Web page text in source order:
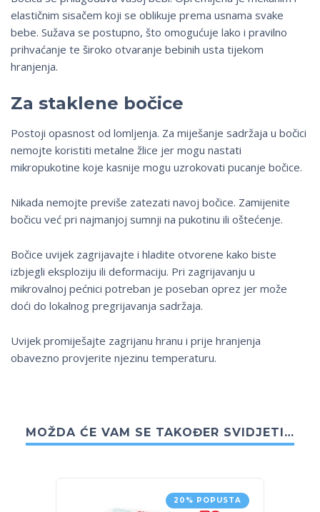
elastičnim sisačem koji se oblikuje prema usnama svake
bebe. Sužava se postupno, što omogućuje lako i pravilno
prihvaćanje te široko otvaranje bebinih usta tijekom
hranjenja.
Za staklene bočice
Postoji opasnost od lomljenja. Za miješanje sadržaja u bočici
nemojte koristiti metalne žlice jer mogu nastati
mikropukotine koje kasnije mogu uzrokovati pucanje bočice.
Nikada nemojte previše zatezati navoj bočice. Zamijenite
bočicu već pri najmanjoj sumnji na pukotinu ili oštećenje.
Bočice uvijek zagrijavajte i hladite otvorene kako biste
izbjegli eksploziju ili deformaciju. Pri zagrijavanju u
mikrovalnoj pećnici potreban je poseban oprez jer može
doći do lokalnog pregrijavanja sadržaja.
Uvijek promiješajte zagrijanu hranu i prije hranjenja
obavezno provjerite njezinu temperaturu.
MOŽDA ĆE VAM SE TAKOĐER SVIDJETI…
20% POPUSTA